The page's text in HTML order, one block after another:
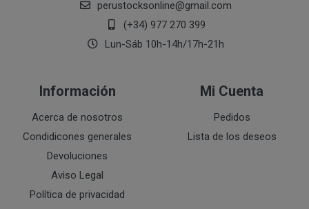
perustocksonline@gmail.com
(+34) 977 270 399
Lun-Sáb 10h-14h/17h-21h
Información
Acerca de nosotros
Condidicones generales
Devoluciones
Aviso Legal
Política de privacidad
Mi Cuenta
Pedidos
Lista de los deseos
ENTREGA
El pedido será entregado en el domicilio designado
Comunidad Europea..
FORMAS Y PLAZOS DE ENTREGA
Entrega a domicilio, mediante empresas de